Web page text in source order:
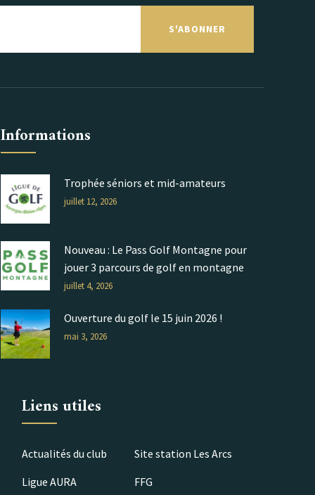
S'ABONNER
Informations
Trophée séniors et mid-amateurs
juillet 12, 2026
Nouveau : Le Pass Golf Montagne pour
jouer 3 parcours de golf en montagne
juillet 4, 2026
Ouverture du golf le 15 juin 2026 !
mai 3, 2026
Liens utiles
Actualités du club
Site station Les Arcs
Ligue AURA
FFG